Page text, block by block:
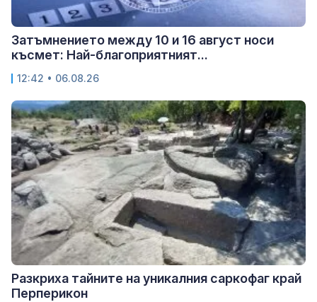
Затъмнението между 10 и 16 август носи
късмет: Най-благоприятният...
12:42 • 06.08.26
Разкриха тайните на уникалния саркофаг край
Перперикон